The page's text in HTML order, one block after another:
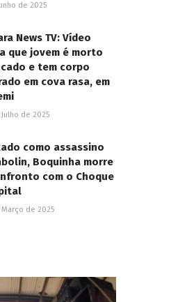
de 2025
News TV: Vídeo
que jovem é morto
e tem corpo
em cova rasa, em
de 2025
como assassino
Boquinha morre
com o Choque
de 2025